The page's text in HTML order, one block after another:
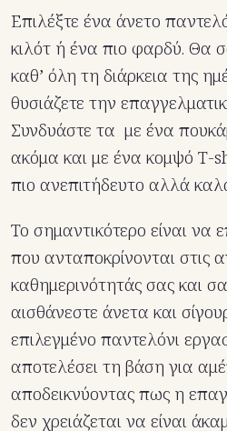
Επιλέξτε ένα άνετο
κιλότ ή ένα πιο φαρδύ. Θα
καθ’ όλη τη διάρκεια της
θυσιάζετε την
Συνδυάστε τα με ένα
ακόμα και με ένα κομψό T-
πιο ανεπιτήδευτο αλλά
Το σημαντικότερο είναι να
που ανταποκρίνονται στις
καθημερινότητάς σας και
αισθάνεστε άνετα και
επιλεγμένο παντελόνι
αποτελέσει τη βάση για
αποδεικνύοντας πως η
δεν χρειάζεται να είναι